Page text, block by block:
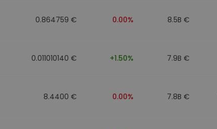
0.864759 € 0.00% 8.5B €
0.011010140 € +1.50% 7.9B €
8.4400 € 0.00% 7.8B €